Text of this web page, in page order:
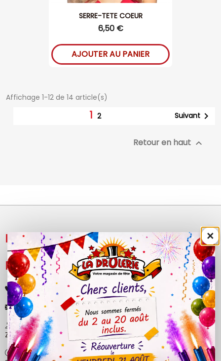
SERRE-TETE COEUR
6,50 €
AJOUTER AU PANIER
Affichage 1-12 de 14 article(s)
1 2 Suivant 
Retour en haut 
NOS PRODUITS 
LÉGAL 
+33 (0)4 50 40 81 00
contact@ladrolerie.fr
38 Rue de la Maladière
Z.A de la maladiere 01210 Ornex
Ma-Ve : 9h30 - 12h30 | 14h30 - 19h00
×